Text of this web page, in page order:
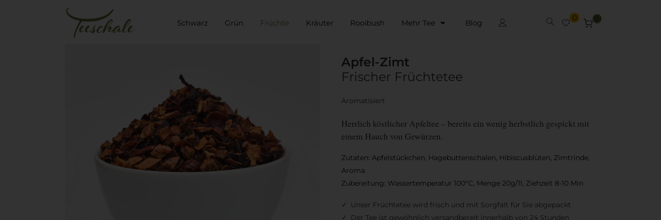
Schwarz Grün Früchte Kräuter Rooibush Mehr Tee Blog
0
Apfel-Zimt
Frischer Früchtetee
Aromatisiert
Herrlich köstlicher Apfeltee – bereits ein wenig herbstlich gespickt mit
einem Hauch von Gewürzen.
Zutaten: Apfelstückchen, Hagebuttenschalen, Hibiscusblüten, Zimtrinde,
Aroma
Zubereitung: Wassertemperatur 100°C, Menge 20g/1l, Ziehzeit 8-10 Min
Unser Früchtetee wird frisch und mit Sorgfalt für Sie abgepackt
Der Tee ist gewöhnlich versandbereit innerhalb von 24 Stunden